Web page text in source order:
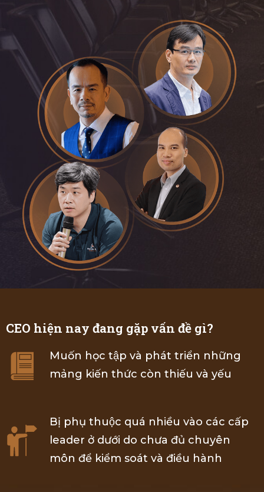
CEO hiện nay đang gặp vấn đề gì?
Muốn học tập và phát triển những
mảng kiến thức còn thiếu và yếu
Bị phụ thuộc quá nhiều vào các cấp
leader ở dưới do chưa đủ chuyên
môn để kiểm soát và điều hành